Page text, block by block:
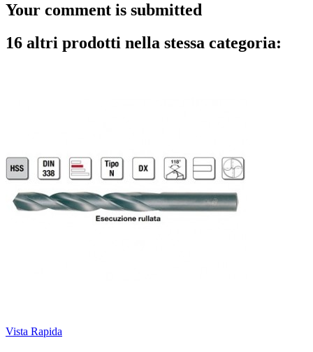
Your comment is submitted
16 altri prodotti nella stessa categoria:
Vista Rapida